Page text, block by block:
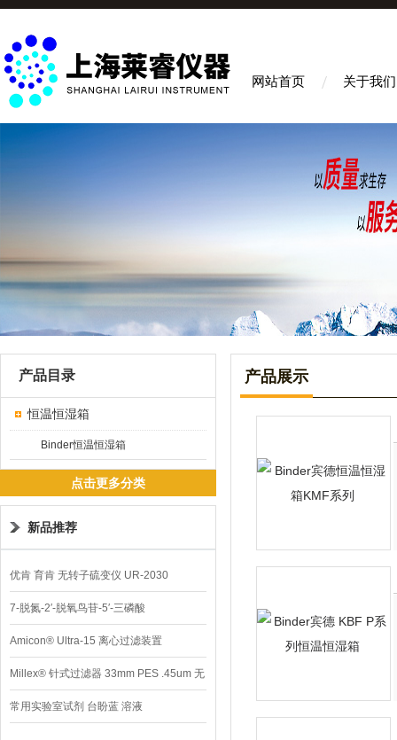
网站首页 关于我们
产品目录
恒温恒湿箱
Binder恒温恒湿箱
点击更多分类
新品推荐
优肯 育肯 无转子硫变仪 UR-2030
7-脱氮-2′-脱氧鸟苷-5′-三磷酸
Amicon® Ultra-15 离心过滤装置
Millex® 针式过滤器 33mm PES .45um 无
菌
常用实验室试剂 台盼蓝 溶液
产品展示